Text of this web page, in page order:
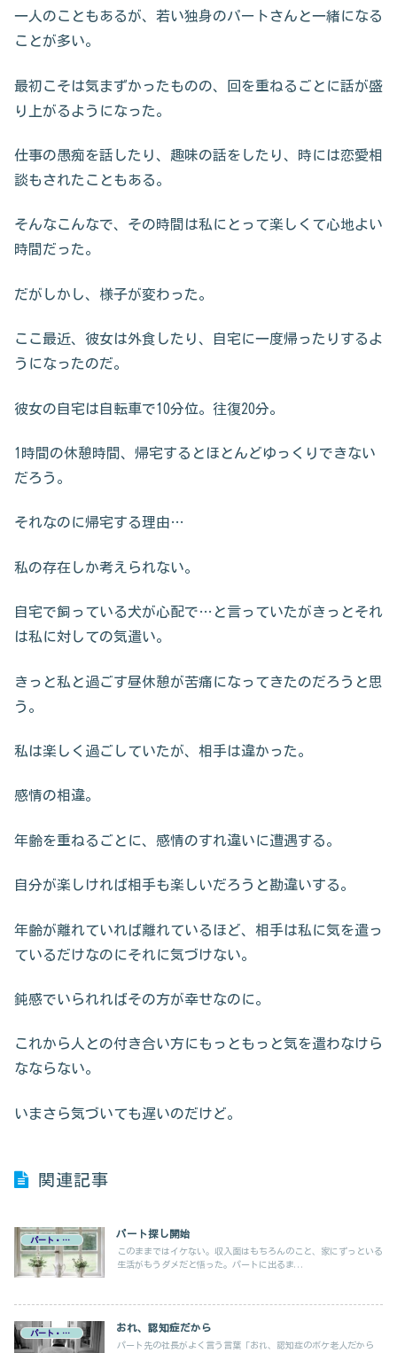
一人のこともあるが、若い独身のパートさんと一緒になる
ことが多い。
最初こそは気まずかったものの、回を重ねるごとに話が盛
り上がるようになった。
仕事の愚痴を話したり、趣味の話をしたり、時には恋愛相
談もされたこともある。
そんなこんなで、その時間は私にとって楽しくて心地よい
時間だった。
だがしかし、様子が変わった。
ここ最近、彼女は外食したり、自宅に一度帰ったりするよ
うになったのだ。
彼女の自宅は自転車で10分位。往復20分。
1時間の休憩時間、帰宅するとほとんどゆっくりできない
だろう。
それなのに帰宅する理由…
私の存在しか考えられない。
自宅で飼っている犬が心配で…と言っていたがきっとそれ
は私に対しての気遣い。
きっと私と過ごす昼休憩が苦痛になってきたのだろうと思
う。
私は楽しく過ごしていたが、相手は違かった。
感情の相違。
年齢を重ねるごとに、感情のすれ違いに遭遇する。
自分が楽しければ相手も楽しいだろうと勘違いする。
年齢が離れていれば離れているほど、相手は私に気を遣っ
ているだけなのにそれに気づけない。
鈍感でいられればその方が幸せなのに。
これから人との付き合い方にもっともっと気を遣わなけら
なならない。
いまさら気づいても遅いのだけど。
関連記事
パート・在宅ワーク
パート探し開始
このままではイケない。収入面はもちろんのこと、家にずっといる
生活がもうダメだと悟った。パートに出るま...
パート・在宅ワーク
おれ、認知症だから
パート先の社長がよく言う言葉「おれ、認知症のボケ老人だから